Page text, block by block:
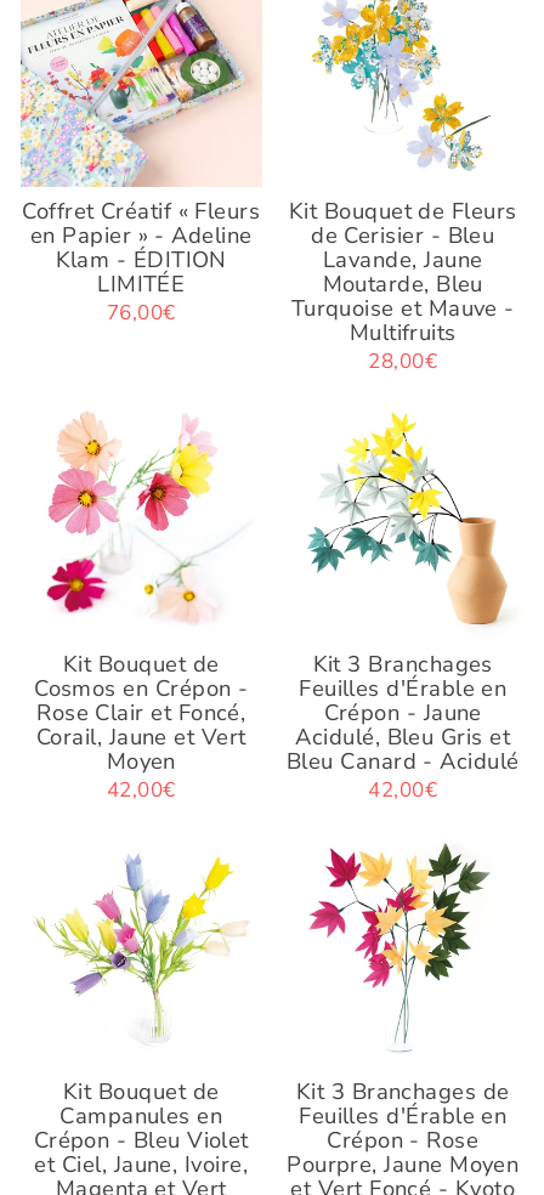
Coffret Créatif « Fleurs
en Papier » - Adeline
Klam - ÉDITION
LIMITÉE
76,00€
Kit Bouquet de Fleurs
de Cerisier - Bleu
Lavande, Jaune
Moutarde, Bleu
Turquoise et Mauve -
Multifruits
28,00€
Kit Bouquet de
Cosmos en Crépon -
Rose Clair et Foncé,
Corail, Jaune et Vert
Moyen
42,00€
Kit 3 Branchages
Feuilles d'Érable en
Crépon - Jaune
Acidulé, Bleu Gris et
Bleu Canard - Acidulé
42,00€
Kit Bouquet de
Campanules en
Crépon - Bleu Violet
et Ciel, Jaune, Ivoire,
Magenta et Vert
Kit 3 Branchages de
Feuilles d'Érable en
Crépon - Rose
Pourpre, Jaune Moyen
et Vert Foncé - Kyoto